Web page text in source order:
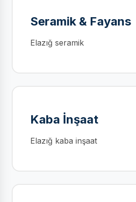
Seramik & Fayans
Elazığ seramik
Kaba İnşaat
Elazığ kaba inşaat